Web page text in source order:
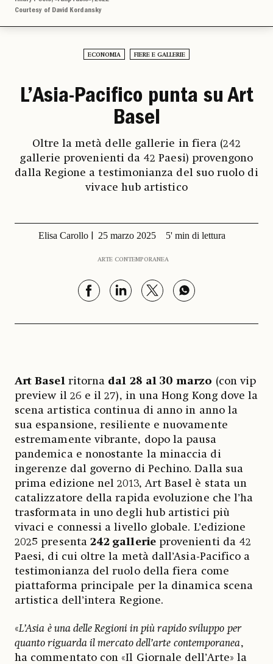
Courtesy of David Kordansky
ECONOMIA FIERE E GALLERIE
L’Asia-Pacifico punta su Art
Basel
Oltre la metà delle gallerie in fiera (242
gallerie provenienti da 42 Paesi) provengono
dalla Regione a testimonianza del suo ruolo di
vivace hub artistico
Elisa Carollo 25 marzo 2025 5' min di lettura
ARTE CONTEMPORANEA
Art Baselritorna dal 28 al 30 marzo (con vip
preview il 26 e il 27), in una Hong Kong dove la
scena artistica continua di anno in anno la
sua espansione, resiliente e nuovamente
estremamente vibrante, dopo la pausa
pandemica e nonostante la minaccia di
ingerenze dal governo di Pechino. Dalla sua
prima edizione nel 2013, Art Basel è stata un
catalizzatore della rapida evoluzione che l’ha
trasformata in uno degli hub artistici più
vivaci e connessi a livello globale. L’edizione
2025 presenta 242 gallerieprovenienti da 42
Paesi, di cui oltre la metà dall’Asia-Pacifico a
testimonianza del ruolo della fiera come
piattaforma principale per la dinamica scena
artistica dell’intera Regione.
«L’Asia è una delle Regioni in più rapido sviluppo per
quanto riguarda il mercato dell’arte contemporanea,
ha commentato con «Il Giornale dell’Arte» la